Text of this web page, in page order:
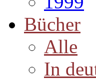
Bücher
Alle
In